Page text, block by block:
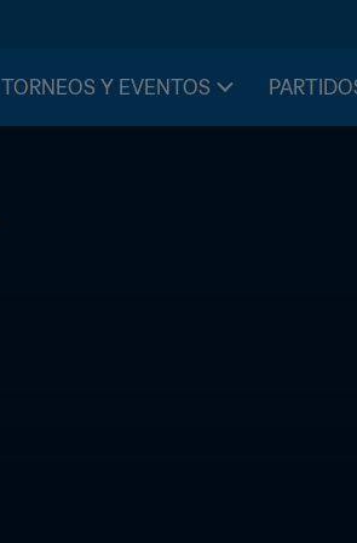
TORNEOS Y EVENTOS